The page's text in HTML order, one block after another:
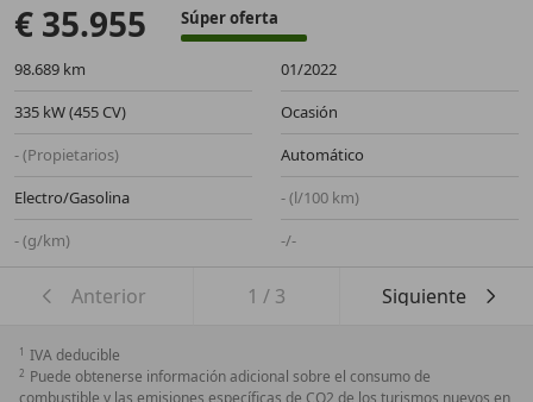
€ 35.955 Súper oferta
98.689 km
01/2022
335 kW (455 CV)
Ocasión
- (Propietarios)
Automático
Electro/Gasolina
- (l/100 km)
- (g/km)
-/-
Anterior 1 / 3 Siguiente
1 IVA deducible
2 Puede obtenerse información adicional sobre el consumo de
combustible y las emisiones específicas de CO2 de los turismos nuevos en